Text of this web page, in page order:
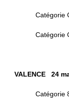
Catégorie
Catégorie
VALENCE 24
Catégorie